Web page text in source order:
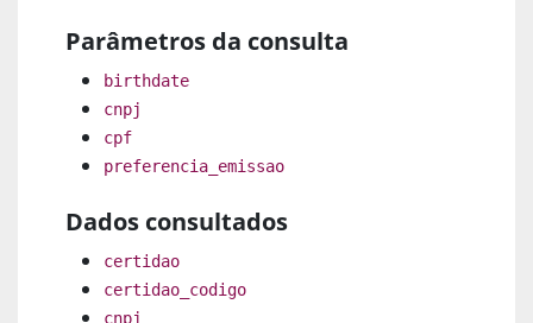
Parâmetros da consulta
birthdate
cnpj
cpf
preferencia_emissao
Dados consultados
certidao
certidao_codigo
cnpj